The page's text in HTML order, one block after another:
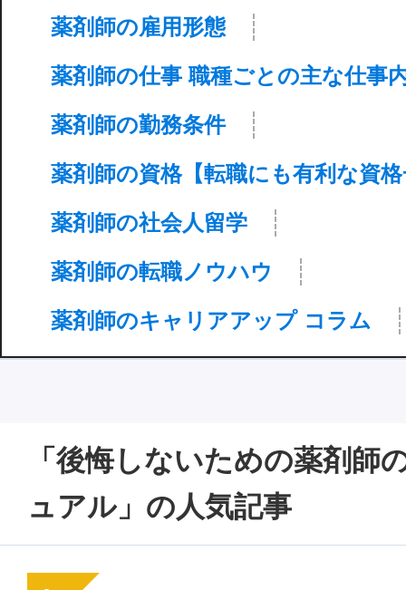
薬剤師の雇用形態
薬剤師の仕事 職種ごとの主な仕事
薬剤師の勤務条件
薬剤師の資格【転職にも有利な資
薬剤師の社会人留学
薬剤師の転職ノウハウ
薬剤師のキャリアアップ コラム
「後悔しないための薬剤師
ュアル」の人気記事